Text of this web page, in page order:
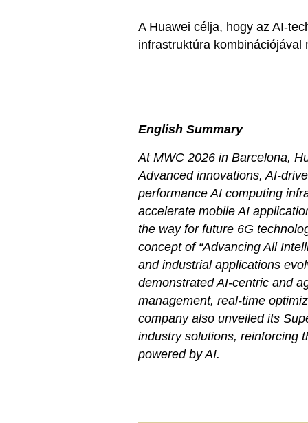
A Huawei célja, hogy az AI-
infrastruktúra
English Summary
At MWC 2026 in Barcelona,
Advanced innovations, AI-
performance AI computing
accelerate mobile AI
the way for future 6G
concept of “Advancing All
and industrial applications
demonstrated AI-centric and
management, real-time
company also unveiled its
industry solutions, reinforcing
powered by AI.